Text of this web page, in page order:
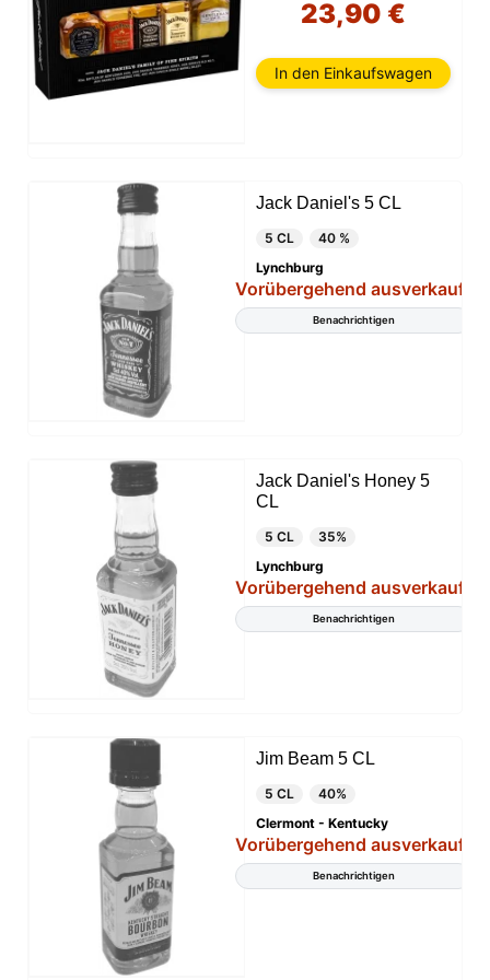
23,90 €
In den Einkaufswagen
Jack Daniel's 5 CL
5 CL
40 %
Lynchburg
Vorübergehend ausverkauft
Benachrichtigen
Jack Daniel's Honey 5
CL
5 CL
35%
Lynchburg
Vorübergehend ausverkauft
Benachrichtigen
Jim Beam 5 CL
5 CL
40%
Clermont - Kentucky
Vorübergehend ausverkauft
Benachrichtigen
Diese Website verwendet Cookies